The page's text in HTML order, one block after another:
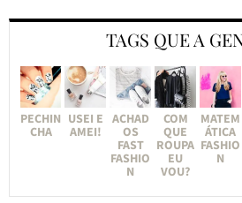
TAGS QUE A
PECHIN
CHA
USEI E
AMEI!
ACHAD
OS
FAST
FASHIO
N
COM
QUE
ROUPA
EU
VOU?
MATEM
ÁTICA
FASHIO
N